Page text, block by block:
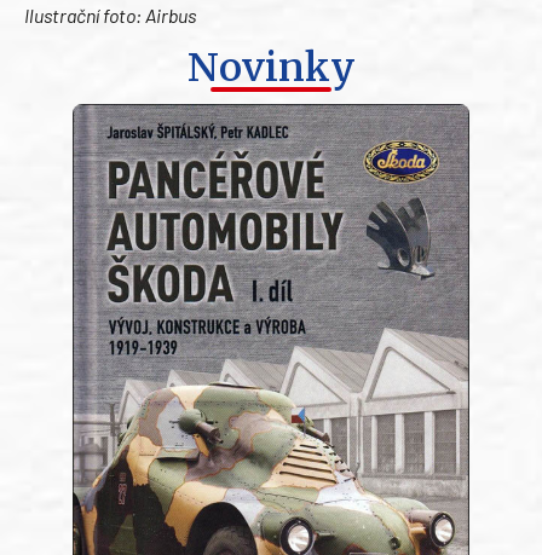
Ilustrační foto: Airbus
Novinky